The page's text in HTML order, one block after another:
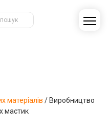
матеріалів / Виробництво
мастик